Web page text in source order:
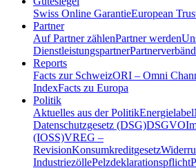
Swiss Online GarantieEuropean
Partner
Auf Partner zählenPartner werden
Dienstleistungspartner
Reports
Facts zur SchweizORI – Omni
IndexFacts zu Europa
Politik
Aktuelles aus der PolitikEnergielabel
Datenschutzgesetz (DSG)DSGVO
(IOSS)VREG –
RevisionKonsumkreditgesetz
IndustriezöllePelzdeklarationspflicht